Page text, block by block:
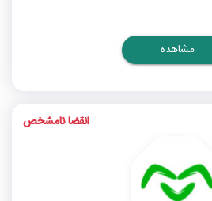
مشاهده
انقضا نامشخص